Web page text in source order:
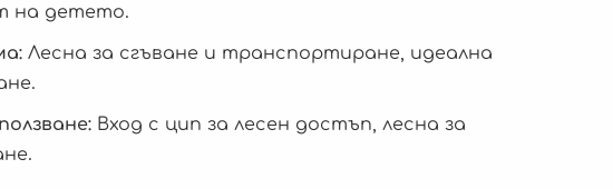
на детето.
Лесна за сгъване и транспортиране, идеална
Вход с цип за лесен достъп, лесна за